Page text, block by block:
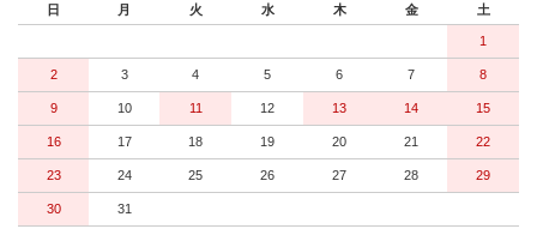
日 月 火 水 木 金 土
1
2 3 4 5 6 7 8
9 10 11 12 13 14 15
16 17 18 19 20 21 22
23 24 25 26 27 28 29
30 31